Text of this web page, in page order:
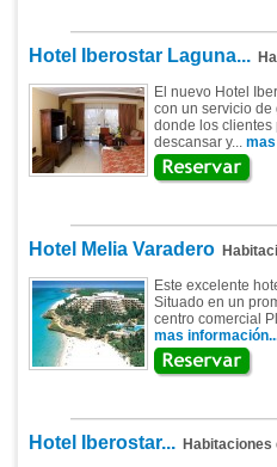
Hotel Iberostar Laguna...
El nuevo Hotel
con un servicio
donde los clientes
descansar y...
Hotel Melia Varadero
Este excelente
Situado en un
centro comercial
mas
Hotel Iberostar...Habitaciones